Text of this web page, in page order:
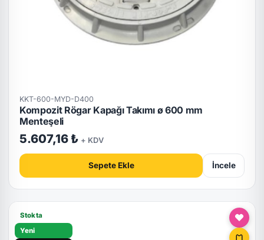
KKT-600-MYD-D400
Kompozit Rögar Kapağı Takımı ø 600 mm
Menteşeli
5.607,16 ₺ + KDV
Sepete Ekle İncele
Stokta
Yeni